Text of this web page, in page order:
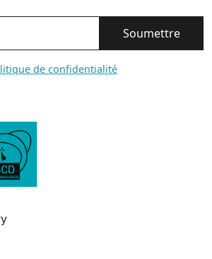
de confidentialité